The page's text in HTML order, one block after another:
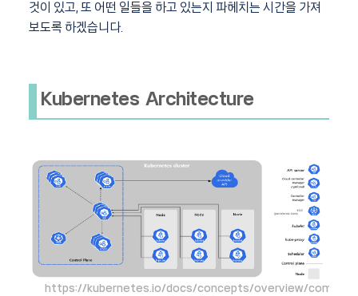
것이 있고, 또 어떤 일들을 하고 있는지 파헤치는 시간을 가져
보도록 하겠습니다.
Kubernetes Architecture
https://kubernetes.io/docs/concepts/overview/comp